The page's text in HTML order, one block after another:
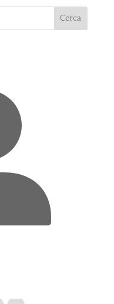
Cerca